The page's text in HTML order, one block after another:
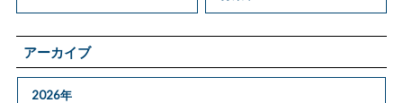
アーカイブ
2026年